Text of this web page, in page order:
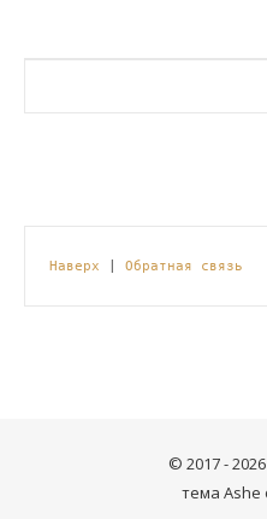
Наверх Обратная связь
© 2017 -
тема Ashe